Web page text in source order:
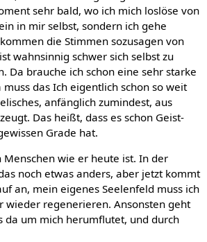
sehr bald, wo ich mich loslöse von
in mir selbst, sondern ich gehe
die Stimmen sozusagen von
wahnsinnig schwer sich selbst zu
Da brauche ich schon eine sehr starke
das Ich eigentlich schon so weit
anfänglich zumindest, aus
Das heißt, dass es schon Geist-
Grade hat.
Menschen wie er heute ist. In der
noch etwas anders, aber jetzt kommt
an, mein eigenes Seelenfeld muss ich
wieder regenerieren. Ansonsten geht
da um mich herumflutet, und durch